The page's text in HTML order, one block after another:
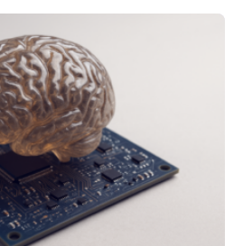
neuartige, KI-gestützte
von Emotionen für realistische
innovative und
um lebensechte Avatare zu
ist uns eine ganzheitliche
Körperbewegung, Gestik
sind…